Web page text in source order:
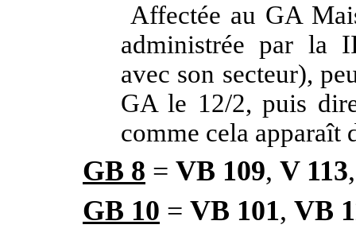
Affectée au GA
administrée par la
avec son secteur),
GA le 12/2, puis
comme cela apparaît
GB 8 = VB 109, V 113
GB 10 = VB 101, VB